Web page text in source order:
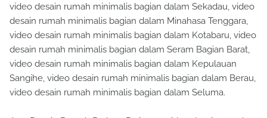
video desain rumah minimalis bagian dalam Sekadau, video
desain rumah minimalis bagian dalam Minahasa Tenggara,
video desain rumah minimalis bagian dalam Kotabaru, video
desain rumah minimalis bagian dalam Seram Bagian Barat,
video desain rumah minimalis bagian dalam Kepulauan
Sangihe, video desain rumah minimalis bagian dalam Berau,
video desain rumah minimalis bagian dalam Seluma.